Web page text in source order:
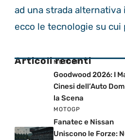
ad una strada
ecco le tecnologie su cui
Articoli recenti
MOTOGP
Goodwood 2026: I
Cinesi dell’Auto
la Scena
MOTOGP
Fanatec e Nissan
Uniscono le Forze: